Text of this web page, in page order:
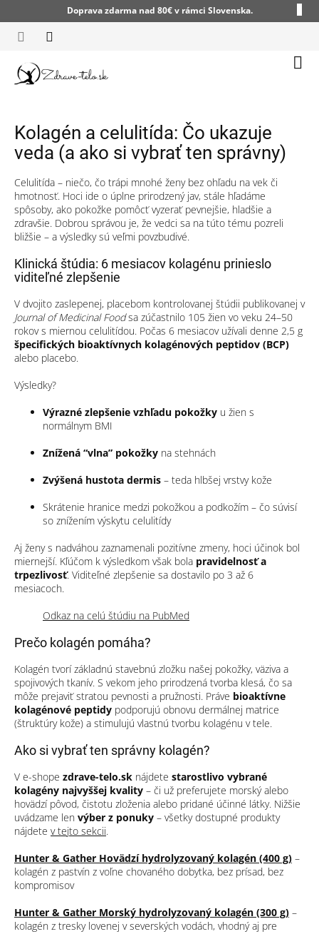
na
obsah
Doprava zdarma nad 80€ v rámci Slovenska.
Kolagén a celulitída: Čo ukazuje
veda (a ako si vybrať ten správny)
Celulitída – niečo, čo trápi mnohé ženy bez ohľadu na vek či
hmotnosť. Hoci ide o úplne prirodzený jav, stále hľadáme
spôsoby, ako pokožke pomôcť vyzerať pevnejšie, hladšie a
zdravšie. Dobrou správou je, že vedci sa na túto tému pozreli
bližšie – a výsledky sú veľmi povzbudivé.
Klinická štúdia: 6 mesiacov kolagénu prinieslo
viditeľné zlepšenie
V dvojito zaslepenej, placebom kontrolovanej štúdii publikovanej v
Journal of Medicinal Foodsa zúčastnilo 105 žien vo veku 24–50
rokov s miernou celulitídou. Počas 6 mesiacov užívali denne 2,5 g
špecifických bioaktívnych kolagénových peptidov (BCP)
alebo placebo.
Výsledky?
Výrazné zlepšenie vzhľadu pokožky u žien s
normálnym BMI
Znížená “vlna” pokožky na stehnách
Zvýšená hustota dermis – teda hlbšej vrstvy kože
Skrátenie hranice medzi pokožkou a podkožím – čo súvisí
so znížením výskytu celulitídy
Aj ženy s nadváhou zaznamenali pozitívne zmeny, hoci účinok bol
miernejší. Kľúčom k výsledkom však bola pravidelnosť a
trpezlivosť. Viditeľné zlepšenie sa dostavilo po 3 až 6
mesiacoch.
Odkaz na celú štúdiu na PubMed
Prečo kolagén pomáha?
Kolagén tvorí základnú stavebnú zložku našej pokožky, väziva a
spojivových tkanív. S vekom jeho prirodzená tvorba klesá, čo sa
môže prejaviť stratou pevnosti a pružnosti. Práve bioaktívne
kolagénové peptidy podporujú obnovu dermálnej matrice
(štruktúry kože) a stimulujú vlastnú tvorbu kolagénu v tele.
Ako si vybrať ten správny kolagén?
V e-shope zdrave-telo.sk nájdete starostlivo vybrané
kolagény najvyššej kvality – či už preferujete morský alebo
hovädzí pôvod, čistotu zloženia alebo pridané účinné látky. Nižšie
uvádzame len výber z ponuky – všetky dostupné produkty
nájdete v tejto sekcii.
Hunter & Gather Hovädzí hydrolyzovaný kolagén (400 g) –
kolagén z pastvín z voľne chovaného dobytka, bez prísad, bez
kompromisov
Hunter & Gather Morský hydrolyzovaný kolagén (300 g) –
kolagén z tresky lovenej v severských vodách, vhodný aj pre